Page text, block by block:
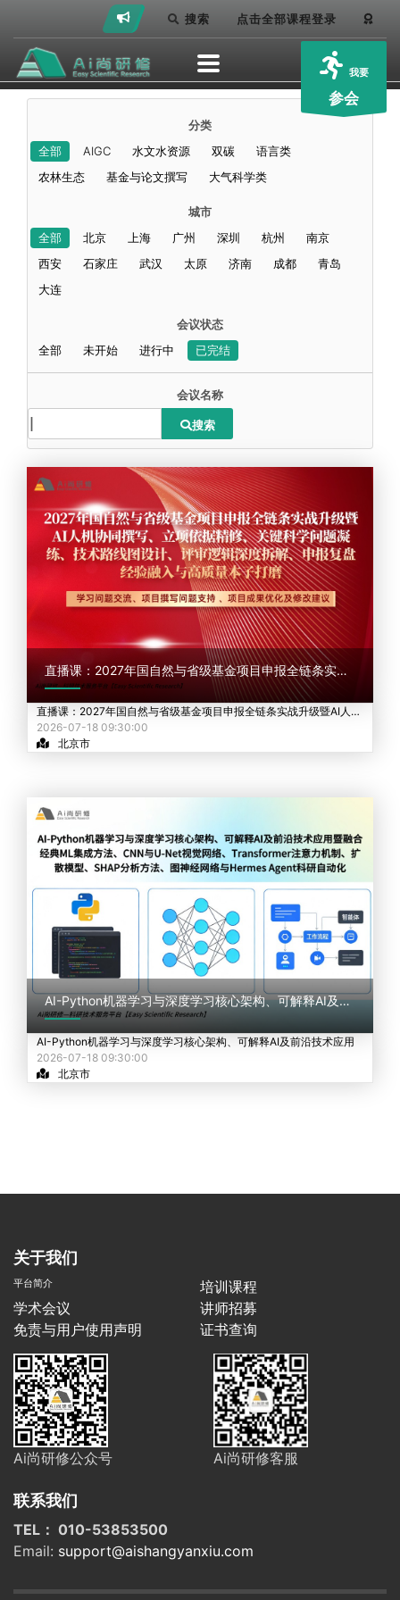
搜索 点击全部课程登录
我要
参会
分类
全部
AIGC 水文水资源 双碳
语言类
农林生态
基金与论文撰写 大气科学类
城市
全部
北京 上海 广州 深圳 杭州
南京
西安
石家庄 武汉 太原 济南 成都
青岛
大连
会议状态
全部
未开始 进行中 已完结
会议名称
搜索
直播课：2027年国自然与省级基金项目申报全链条实战升级暨AI人机协同撰写
直播课：2027年国自然与省级基金项目申报全链条实战升级暨AI人机协同撰写
2026-07-18 09:30:00
北京市
AI-Python机器学习与深度学习核心架构、可解释AI及前沿技术应用
AI-Python机器学习与深度学习核心架构、可解释AI及前沿技术应用
2026-07-18 09:30:00
北京市
关于我们
平台简介
培训课程
学术会议
讲师招募
免责与用户使用声明
证书查询
Ai尚研修公众号 Ai尚研修客服
联系我们
TEL： 010-53853500
Email: support@aishangyanxiu.com